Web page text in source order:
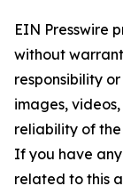
EIN Presswire
without
responsibility
images,
reliability of
If you have
related to this